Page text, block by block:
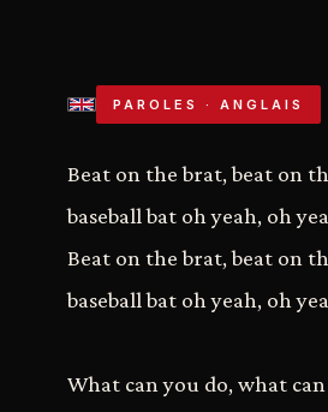
PAROLES · ANGLAIS
Beat on the brat, beat on
baseball bat oh yeah, oh
Beat on the brat, beat on
baseball bat oh yeah, oh
What can you do, what